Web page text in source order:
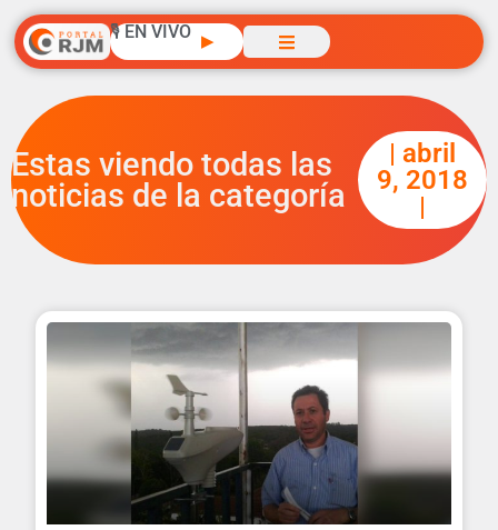
🎙️ EN VIVO ▶
Estas viendo todas las
noticias de la categoría
| abril
9, 2018
|